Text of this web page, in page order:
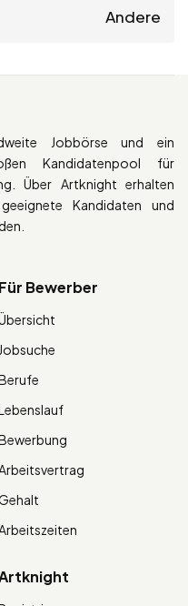
Andere
Jobbörse und ein
Kandidatenpool für
Über Artknight erhalten
Kandidaten und
Für Bewerber
Jobsuche